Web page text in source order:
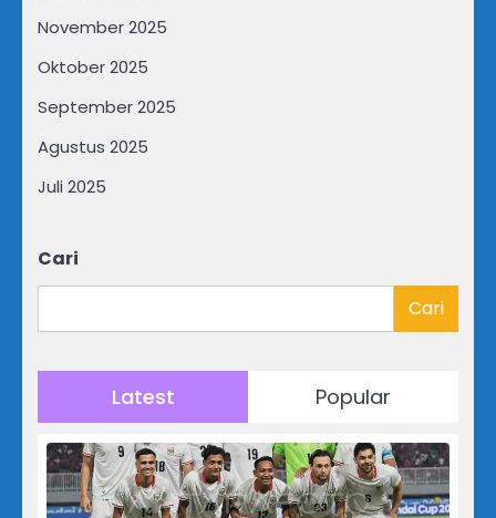
November 2025
Oktober 2025
September 2025
Agustus 2025
Juli 2025
Cari
Cari
Latest Popular